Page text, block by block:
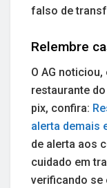
falso de
Relembre
O AG
restaurante
pix, confira:
alerta demais
de alerta aos
cuidado em
verificando se